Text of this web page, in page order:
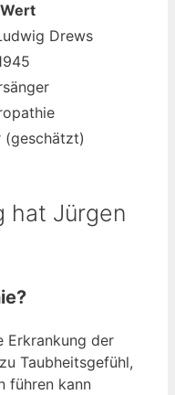
Wert
Drews
(geschätzt)
hat Jürgen
Erkrankung der
Taubheitsgefühl,
führen kann